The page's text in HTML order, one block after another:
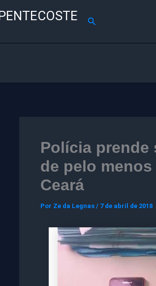
Pesquisar
Polícia
de pelo
Ceará
Por Ze da Legnas / 7 de abril de 2018